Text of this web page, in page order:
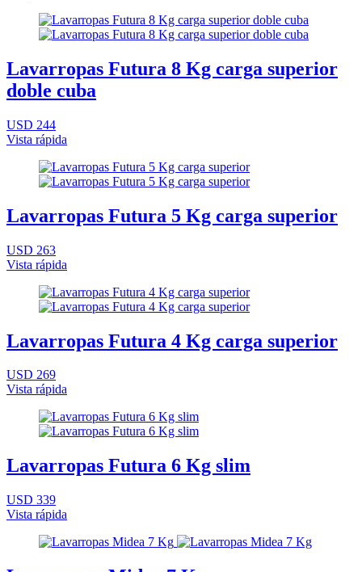
Lavarropas Futura 8 Kg carga superior
doble cuba
USD 244
Vista rápida
Lavarropas Futura 5 Kg carga superior
USD 263
Vista rápida
Lavarropas Futura 4 Kg carga superior
USD 269
Vista rápida
Lavarropas Futura 6 Kg slim
USD 339
Vista rápida